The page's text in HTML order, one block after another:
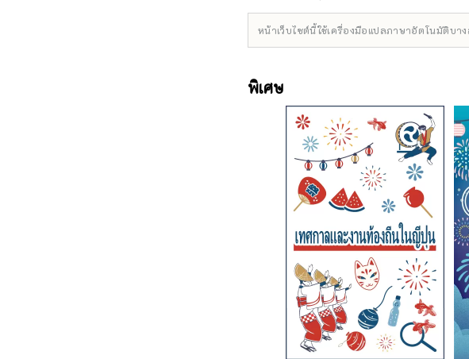
หน้าเว็บไซต์นี้ใช้เครื่องมือแปลภาษาอัตโนมัติบา
พิเศษ